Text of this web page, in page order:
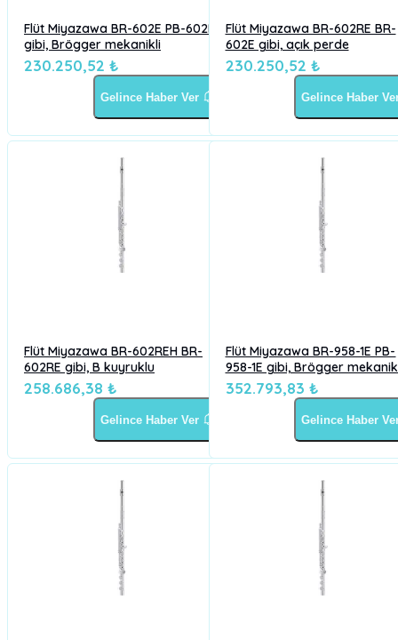
Flüt Miyazawa BR-602E PB-602E
gibi, Brögger mekanikli
230.250,52 ₺
Gelince Haber Ver
Flüt Miyazawa BR-602RE BR-
602E gibi, açık perde
230.250,52 ₺
Gelince Haber
Flüt Miyazawa BR-602REH BR-
602RE gibi, B kuyruklu
258.686,38 ₺
Gelince Haber Ver
Flüt Miyazawa BR-958-1E PB-
958-1E gibi, Brögger
352.793,83 ₺
Gelince Haber